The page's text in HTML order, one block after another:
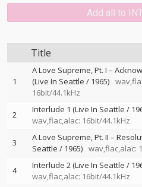
Add all to
Title
1
A Love Supreme, Pt. I –
(Live In Seattle / 1965)
16bit/44.1kHz
2
Interlude 1 (Live In Seattle /
wav,flac,alac: 16bit/44.1kHz
3
A Love Supreme, Pt. II –
Seattle / 1965) wav,flac,alac:
4
Interlude 2 (Live In Seattle /
wav,flac,alac: 16bit/44.1kHz